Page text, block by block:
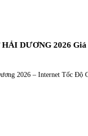
DƯƠNG 2026
2026 – Internet Tốc Độ